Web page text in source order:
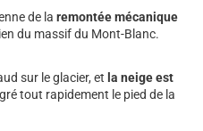
de la remontée mécanique
du massif du Mont-Blanc.
sur le glacier, et la neige est
tout rapidement le pied de la